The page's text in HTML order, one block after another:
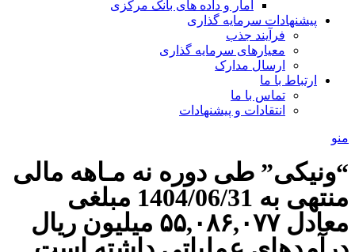
آمار و داده های بانک مرکزی
پیشنهادات سرمایه گذاری
فرآیند جذب
معیارهای سرمایه گذاری
ارسال مدارک
ارتباط با ما
تماس با ما
انتقادات و پیشنهادات
منو
“ونیکی” طی دوره نه مـاهه مالی
منتهی به 1404/06/31 مبلغی
معادل ۵۵,۰۸۶,۰۷۷ میلیون ریال